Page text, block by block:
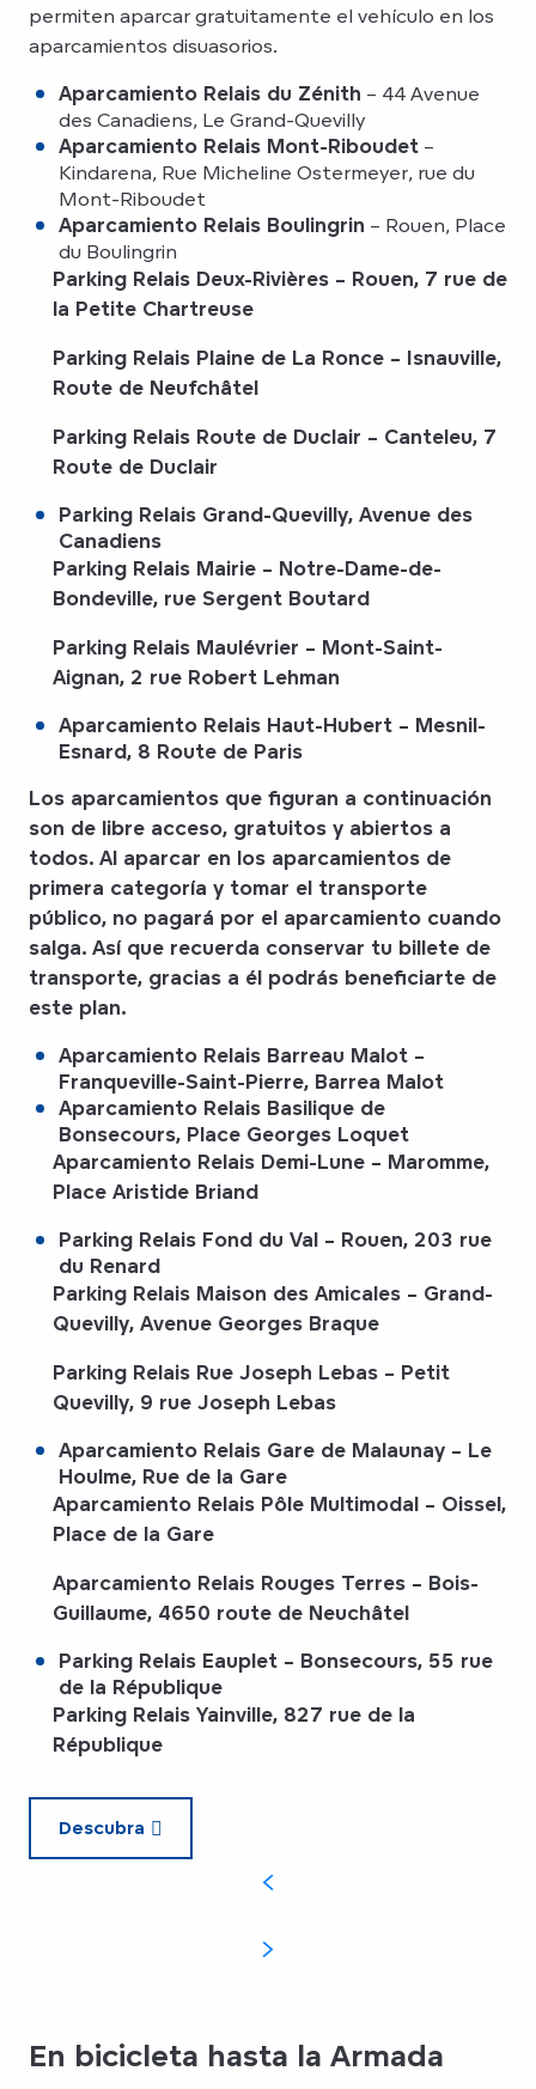
permiten aparcar gratuitamente el vehículo en los
aparcamientos disuasorios.
Aparcamiento Relais du Zénith – 44 Avenue
des Canadiens, Le Grand-Quevilly
Aparcamiento Relais Mont-Riboudet–
Kindarena, Rue Micheline Ostermeyer, rue du
Mont-Riboudet
Aparcamiento Relais Boulingrin – Rouen, Place
du Boulingrin
Parking Relais Deux-Rivières – Rouen, 7 rue de
la Petite Chartreuse
Parking Relais Plaine de La Ronce – Isnauville,
Route de Neufchâtel
Parking Relais Route de Duclair – Canteleu, 7
Route de Duclair
Parking Relais Grand-Quevilly, Avenue des
Canadiens
Parking Relais Mairie – Notre-Dame-de-
Bondeville, rue Sergent Boutard
Parking Relais Maulévrier – Mont-Saint-
Aignan, 2 rue Robert Lehman
Aparcamiento Relais Haut-Hubert– Mesnil-
Esnard, 8 Route de Paris
Los aparcamientos que figuran a continuación
son de libre acceso, gratuitos y abiertos a
todos. Al aparcar en los aparcamientos de
primera categoría y tomar el transporte
público, no pagará por el aparcamiento cuando
salga. Así que recuerda conservar tu billete de
transporte, gracias a él podrás beneficiarte de
este plan.
Aparcamiento Relais Barreau Malot–
Franqueville-Saint-Pierre, Barrea Malot
Aparcamiento Relais Basilique de
Bonsecours, Place Georges Loquet
Aparcamiento Relais Demi-Lune – Maromme,
Place Aristide Briand
Parking Relais Fond du Val– Rouen, 203 rue
du Renard
Parking Relais Maison des Amicales – Grand-
Quevilly, Avenue Georges Braque
Parking Relais Rue Joseph Lebas – Petit
Quevilly, 9 rue Joseph Lebas
Aparcamiento Relais Gare de Malaunay– Le
Houlme, Rue de la Gare
Aparcamiento Relais Pôle Multimodal – Oissel,
Place de la Gare
Aparcamiento Relais Rouges Terres – Bois-
Guillaume, 4650 route de Neuchâtel
Parking Relais Eauplet– Bonsecours, 55 rue
de la République
Parking Relais Yainville, 827 rue de la
République
Descubra
En bicicleta hasta la Armada